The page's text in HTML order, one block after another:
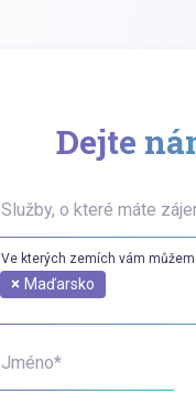
Dejte
Služby, o které máte
Ve kterých zemích vám
× Maďarsko
Jméno*